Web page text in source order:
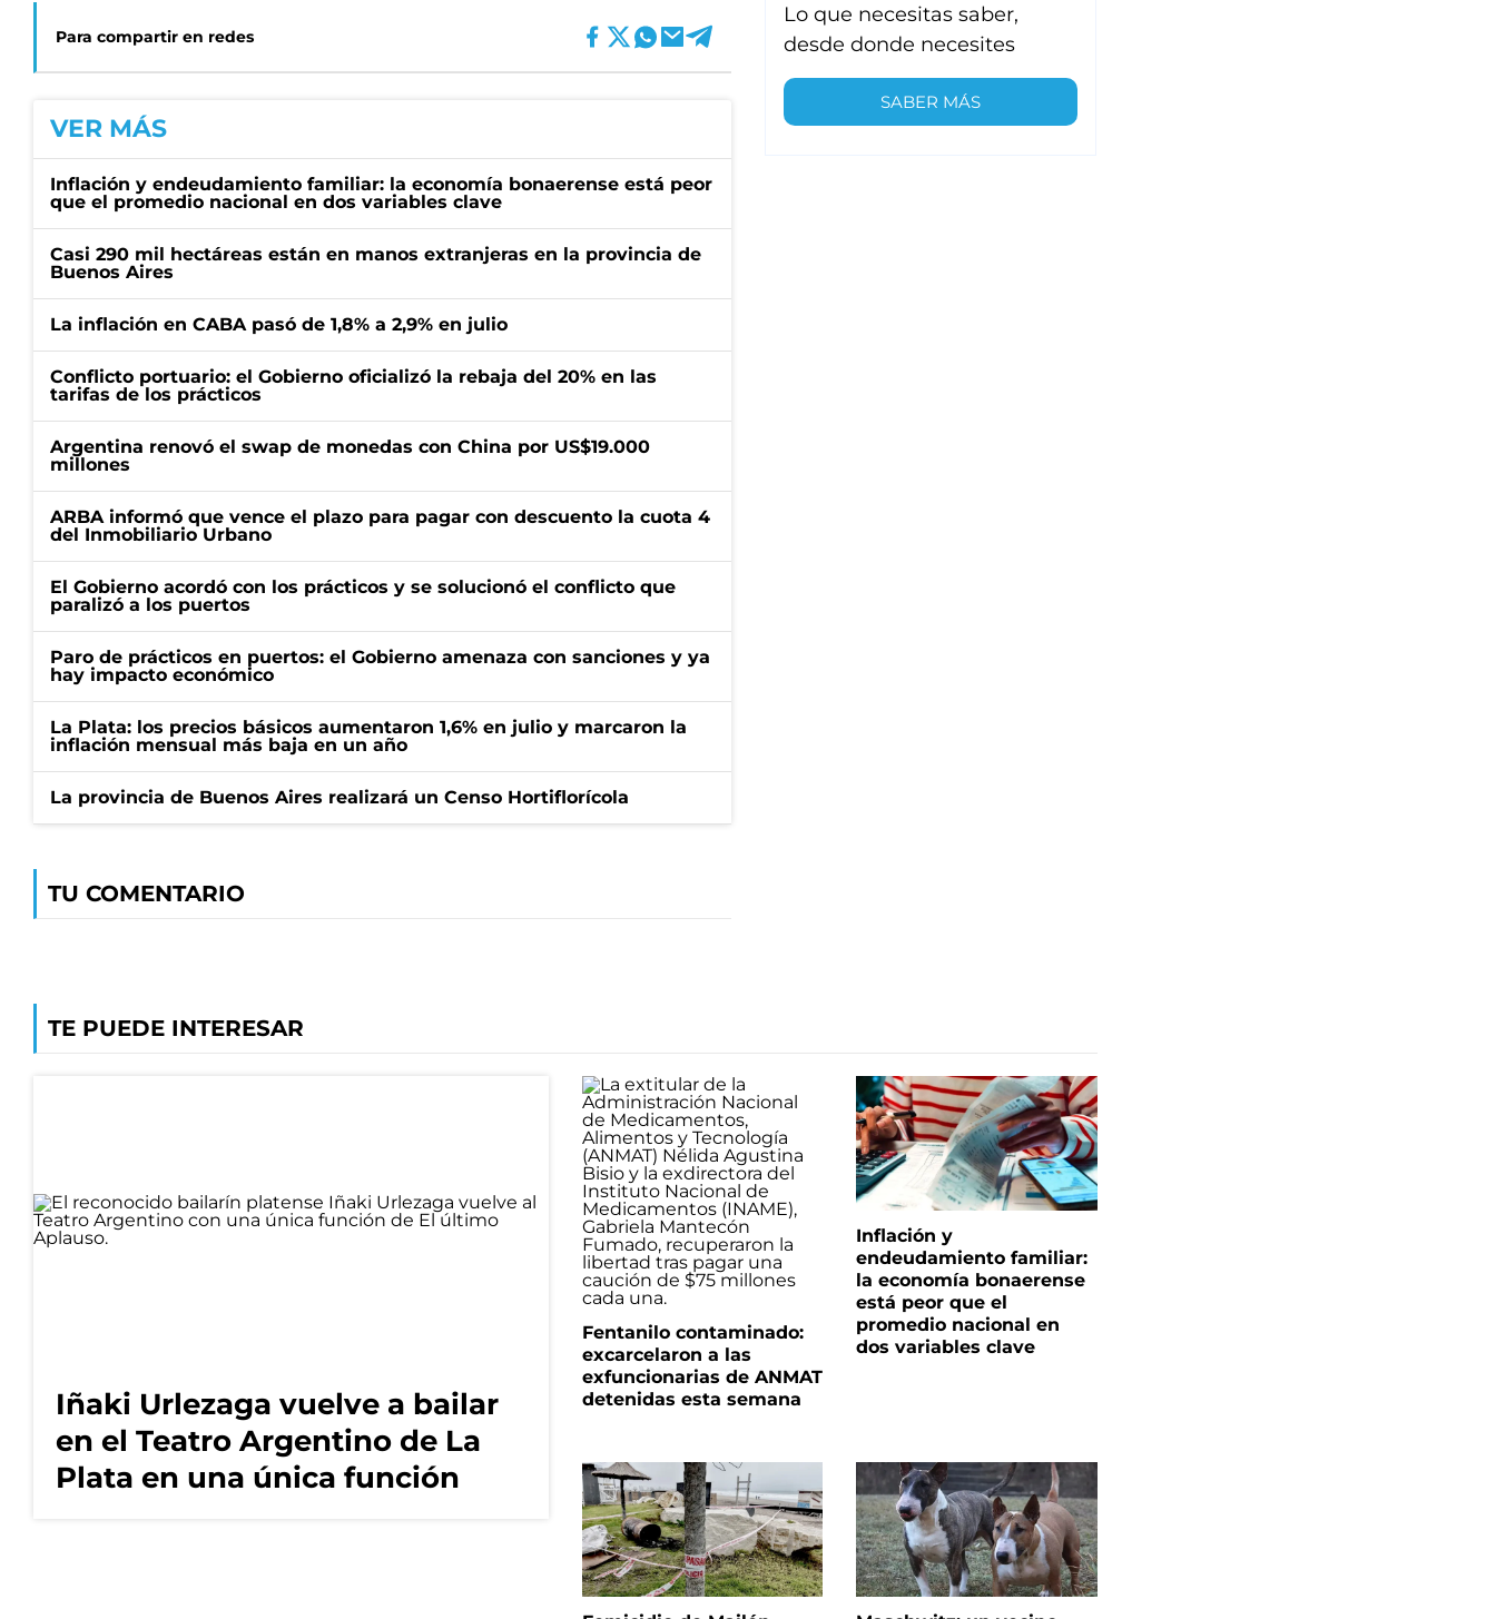
Para compartir en redes
VER MÁS
Inflación y endeudamiento familiar: la economía bonaerense está peor
que el promedio nacional en dos variables clave
Casi 290 mil hectáreas están en manos extranjeras en la provincia de
Buenos Aires
La inflación en CABA pasó de 1,8% a 2,9% en julio
Conflicto portuario: el Gobierno oficializó la rebaja del 20% en las
tarifas de los prácticos
Argentina renovó el swap de monedas con China por US$19.000
millones
ARBA informó que vence el plazo para pagar con descuento la cuota 4
del Inmobiliario Urbano
El Gobierno acordó con los prácticos y se solucionó el conflicto que
paralizó a los puertos
Paro de prácticos en puertos: el Gobierno amenaza con sanciones y ya
hay impacto económico
La Plata: los precios básicos aumentaron 1,6% en julio y marcaron la
inflación mensual más baja en un año
La provincia de Buenos Aires realizará un Censo Hortiflorícola
TU COMENTARIO
Lo que necesitas saber,
desde donde necesites
SABER MÁS
TE PUEDE INTERESAR
Iñaki Urlezaga vuelve a bailar
en el Teatro Argentino de La
Plata en una única función
Fentanilo contaminado:
excarcelaron a las
exfuncionarias de ANMAT
detenidas esta semana
Inflación y
endeudamiento familiar:
la economía bonaerense
está peor que el
promedio nacional en
dos variables clave